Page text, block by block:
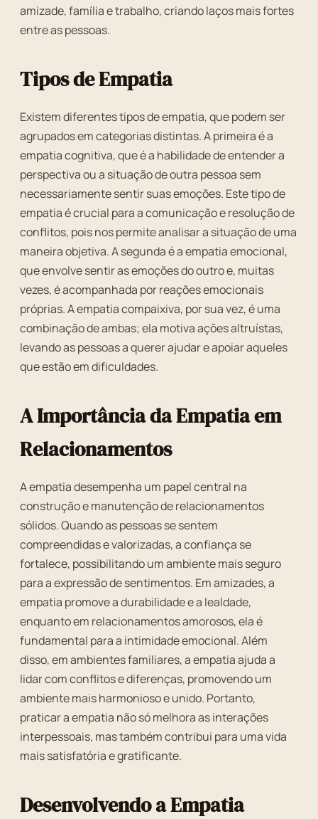
amizade, família e trabalho, criando laços mais fortes
entre as pessoas.
Tipos de Empatia
Existem diferentes tipos de empatia, que podem ser
agrupados em categorias distintas. A primeira é a
empatia cognitiva, que é a habilidade de entender a
perspectiva ou a situação de outra pessoa sem
necessariamente sentir suas emoções. Este tipo de
empatia é crucial para a comunicação e resolução de
conflitos, pois nos permite analisar a situação de uma
maneira objetiva. A segunda é a empatia emocional,
que envolve sentir as emoções do outro e, muitas
vezes, é acompanhada por reações emocionais
próprias. A empatia compaixiva, por sua vez, é uma
combinação de ambas; ela motiva ações altruístas,
levando as pessoas a querer ajudar e apoiar aqueles
que estão em dificuldades.
A Importância da Empatia em
Relacionamentos
A empatia desempenha um papel central na
construção e manutenção de relacionamentos
sólidos. Quando as pessoas se sentem
compreendidas e valorizadas, a confiança se
fortalece, possibilitando um ambiente mais seguro
para a expressão de sentimentos. Em amizades, a
empatia promove a durabilidade e a lealdade,
enquanto em relacionamentos amorosos, ela é
fundamental para a intimidade emocional. Além
disso, em ambientes familiares, a empatia ajuda a
lidar com conflitos e diferenças, promovendo um
ambiente mais harmonioso e unido. Portanto,
praticar a empatia não só melhora as interações
interpessoais, mas também contribui para uma vida
mais satisfatória e gratificante.
Desenvolvendo a Empatia